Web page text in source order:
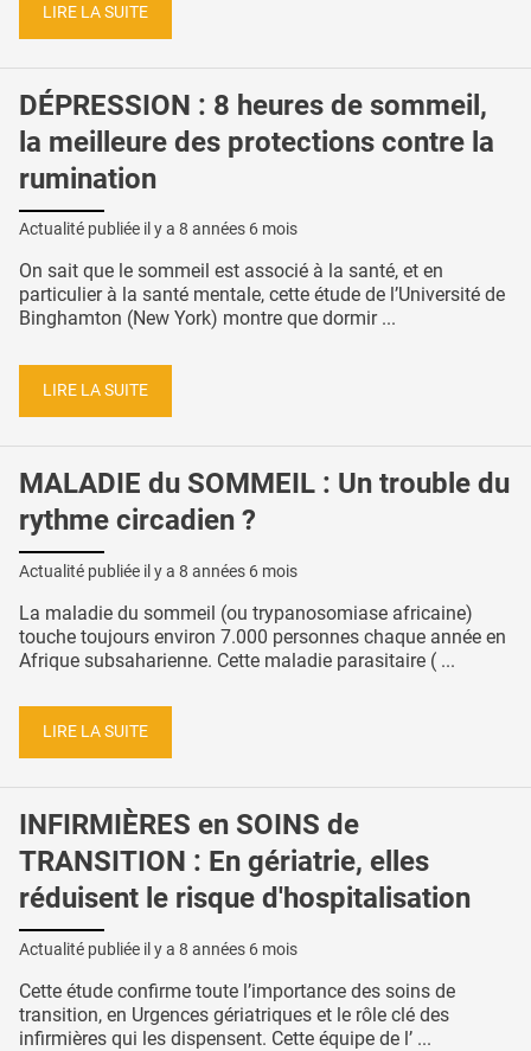
LIRE LA SUITE
DÉPRESSION : 8 heures de sommeil,
la meilleure des protections contre la
rumination
Actualité publiée il y a 8 années 6 mois
On sait que le sommeil est associé à la santé, et en
particulier à la santé mentale, cette étude de l’Université de
Binghamton (New York) montre que dormir ...
LIRE LA SUITE
MALADIE du SOMMEIL : Un trouble du
rythme circadien ?
Actualité publiée il y a 8 années 6 mois
La maladie du sommeil (ou trypanosomiase africaine)
touche toujours environ 7.000 personnes chaque année en
Afrique subsaharienne. Cette maladie parasitaire ( ...
LIRE LA SUITE
INFIRMIÈRES en SOINS de
TRANSITION : En gériatrie, elles
réduisent le risque d'hospitalisation
Actualité publiée il y a 8 années 6 mois
Cette étude confirme toute l’importance des soins de
transition, en Urgences gériatriques et le rôle clé des
infirmières qui les dispensent. Cette équipe de l’ ...